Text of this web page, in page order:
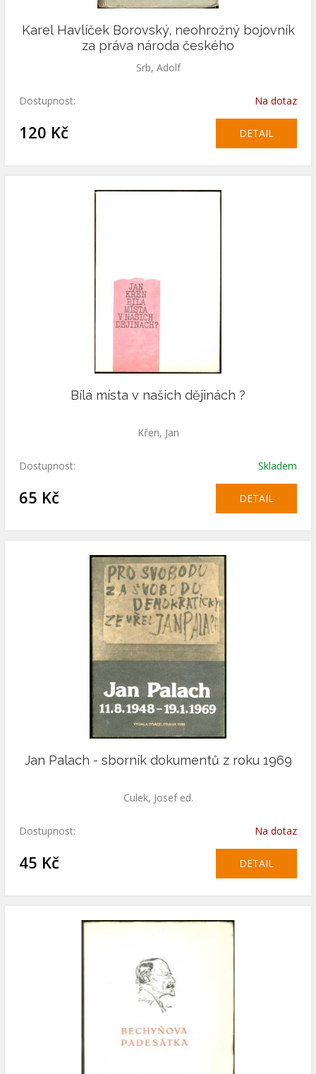
Karel Havlíček Borovský, neohrožný bojovník
za práva národa českého
Srb, Adolf
Dostupnost: Na dotaz
120 Kč DETAIL
Bílá místa v našich dějinách ?
Křen, Jan
Dostupnost: Skladem
65 Kč DETAIL
Jan Palach - sborník dokumentů z roku 1969
Culek, Josef ed.
Dostupnost: Na dotaz
45 Kč DETAIL